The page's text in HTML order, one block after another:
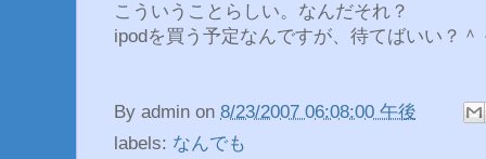
こういうことらしい。なんだそれ？
ipodを買う予定なんですが、待てばいい？＾
By admin on 8/23/2007 06:08:00 午後
labels: なんでも